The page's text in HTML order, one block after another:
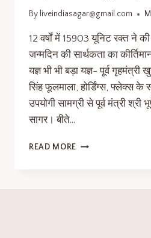
By liveindiasagar@gmail.com
12 वर्षों में 15903 यूनिट रक्त ने की
जन्मदिन की सार्थकता का
यज्ञ भी भी बड़ा यज्ञ- पूर्व गृहमंत्री
सिंह फूलमाला, होर्डिंग्स, फ्लेक्स के
उपयोगी सामग्री से पूर्व मंत्री
सागर। बीते…
READ MORE